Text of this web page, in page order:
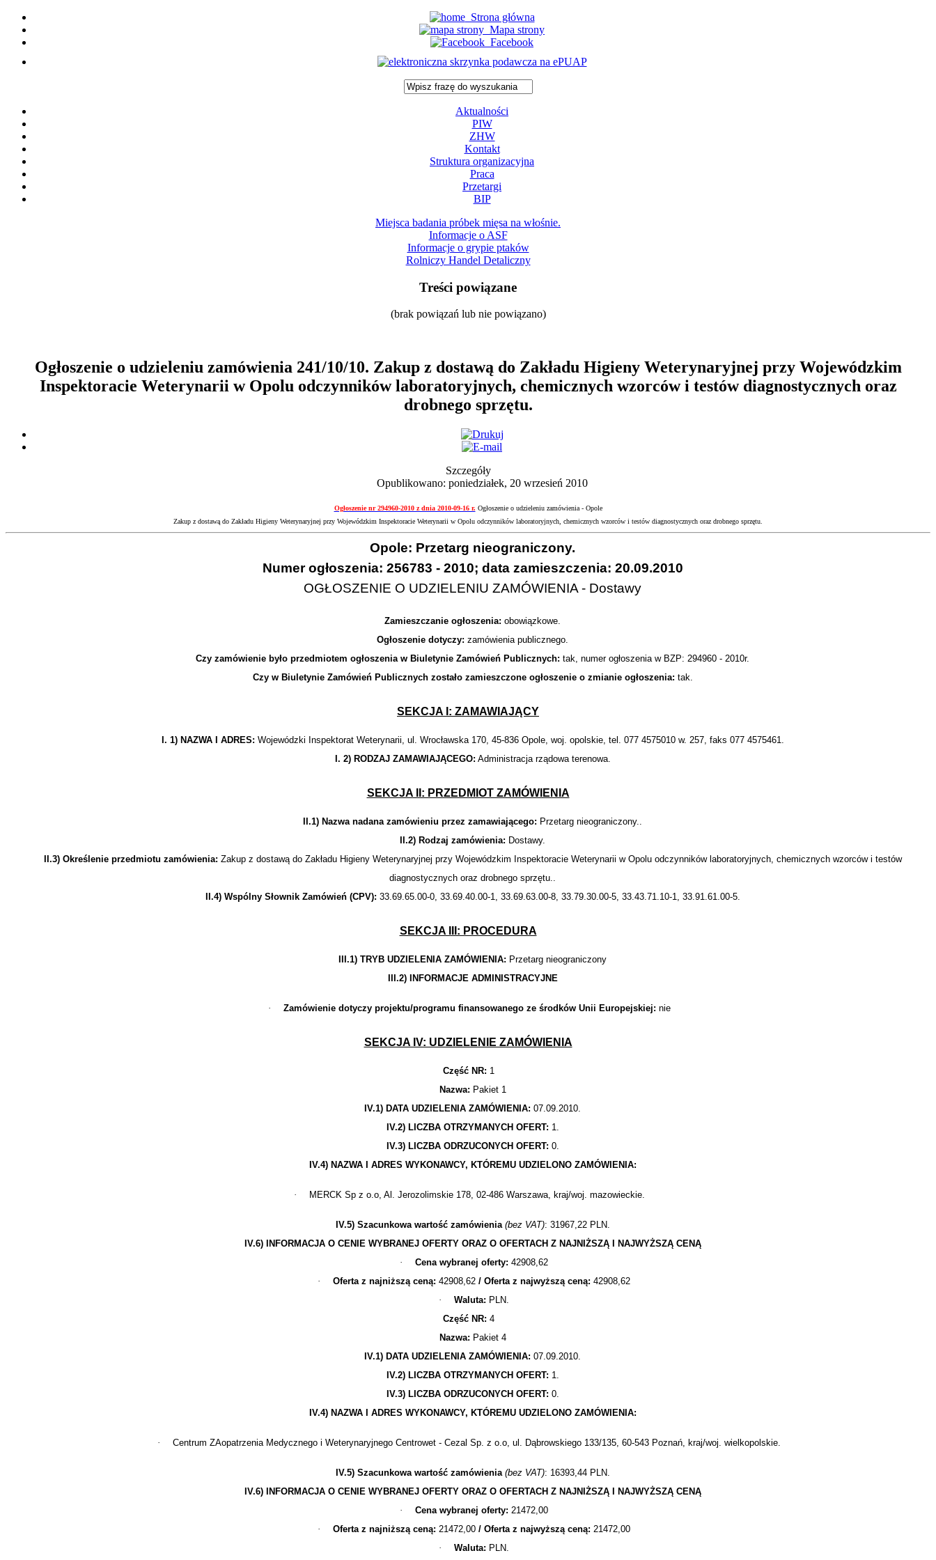
Strona główna
Mapa strony
Facebook
Aktualności
PIW
ZHW
Kontakt
Struktura organizacyjna
Praca
Przetargi
BIP
Miejsca badania próbek mięsa na włośnie.
Informacje o ASF
Informacje o grypie ptaków
Rolniczy Handel Detaliczny
Treści powiązane
(brak powiązań lub nie powiązano)
Ogłoszenie o udzieleniu zamówienia 241/10/10. Zakup z dostawą do Zakładu Higieny Weterynaryjnej przy Wojewódzkim
Inspektoracie Weterynarii w Opolu odczynników laboratoryjnych, chemicznych wzorców i testów diagnostycznych oraz
drobnego sprzętu.
Szczegóły
Opublikowano: poniedziałek, 20 wrzesień 2010
Ogłoszenie nr 294960-2010 z dnia 2010-09-16 r. Ogłoszenie o udzieleniu zamówienia - Opole
Zakup z dostawą do Zakładu Higieny Weterynaryjnej przy Wojewódzkim Inspektoracie Weterynarii w Opolu odczynników laboratoryjnych, chemicznych wzorców i testów diagnostycznych oraz drobnego sprzętu.
Opole: Przetarg nieograniczony.
Numer ogłoszenia: 256783 - 2010; data zamieszczenia: 20.09.2010
OGŁOSZENIE O UDZIELENIU ZAMÓWIENIA - Dostawy
Zamieszczanie ogłoszenia: obowiązkowe.
Ogłoszenie dotyczy: zamówienia publicznego.
Czy zamówienie było przedmiotem ogłoszenia w Biuletynie Zamówień Publicznych: tak, numer ogłoszenia w BZP: 294960 - 2010r.
Czy w Biuletynie Zamówień Publicznych zostało zamieszczone ogłoszenie o zmianie ogłoszenia: tak.
SEKCJA I: ZAMAWIAJĄCY
I. 1) NAZWA I ADRES: Wojewódzki Inspektorat Weterynarii, ul. Wrocławska 170, 45-836 Opole, woj. opolskie, tel. 077 4575010 w. 257, faks 077 4575461.
I. 2) RODZAJ ZAMAWIAJĄCEGO: Administracja rządowa terenowa.
SEKCJA II: PRZEDMIOT ZAMÓWIENIA
II.1) Nazwa nadana zamówieniu przez zamawiającego: Przetarg nieograniczony..
II.2) Rodzaj zamówienia: Dostawy.
II.3) Określenie przedmiotu zamówienia: Zakup z dostawą do Zakładu Higieny Weterynaryjnej przy Wojewódzkim Inspektoracie Weterynarii w Opolu odczynników laboratoryjnych, chemicznych wzorców i testów
diagnostycznych oraz drobnego sprzętu..
II.4) Wspólny Słownik Zamówień (CPV): 33.69.65.00-0, 33.69.40.00-1, 33.69.63.00-8, 33.79.30.00-5, 33.43.71.10-1, 33.91.61.00-5.
SEKCJA III: PROCEDURA
III.1) TRYB UDZIELENIA ZAMÓWIENIA: Przetarg nieograniczony
III.2) INFORMACJE ADMINISTRACYJNE
· Zamówienie dotyczy projektu/programu finansowanego ze środków Unii Europejskiej: nie
SEKCJA IV: UDZIELENIE ZAMÓWIENIA
Część NR: 1
Nazwa: Pakiet 1
IV.1) DATA UDZIELENIA ZAMÓWIENIA: 07.09.2010.
IV.2) LICZBA OTRZYMANYCH OFERT: 1.
IV.3) LICZBA ODRZUCONYCH OFERT: 0.
IV.4) NAZWA I ADRES WYKONAWCY, KTÓREMU UDZIELONO ZAMÓWIENIA:
· MERCK Sp z o.o, Al. Jerozolimskie 178, 02-486 Warszawa, kraj/woj. mazowieckie.
IV.5) Szacunkowa wartość zamówienia(bez VAT): 31967,22 PLN.
IV.6) INFORMACJA O CENIE WYBRANEJ OFERTY ORAZ O OFERTACH Z NAJNIŻSZĄ I NAJWYŻSZĄ CENĄ
·
Cena wybranej oferty: 42908,62
·
Oferta z najniższą ceną: 42908,62 / Oferta z najwyższą ceną: 42908,62
·
Waluta: PLN.
Część NR: 4
Nazwa: Pakiet 4
IV.1) DATA UDZIELENIA ZAMÓWIENIA: 07.09.2010.
IV.2) LICZBA OTRZYMANYCH OFERT: 1.
IV.3) LICZBA ODRZUCONYCH OFERT: 0.
IV.4) NAZWA I ADRES WYKONAWCY, KTÓREMU UDZIELONO ZAMÓWIENIA:
· Centrum ZAopatrzenia Medycznego i Weterynaryjnego Centrowet - Cezal Sp. z o.o, ul. Dąbrowskiego 133/135, 60-543 Poznań, kraj/woj. wielkopolskie.
IV.5) Szacunkowa wartość zamówienia(bez VAT): 16393,44 PLN.
IV.6) INFORMACJA O CENIE WYBRANEJ OFERTY ORAZ O OFERTACH Z NAJNIŻSZĄ I NAJWYŻSZĄ CENĄ
·
Cena wybranej oferty: 21472,00
·
Oferta z najniższą ceną: 21472,00 / Oferta z najwyższą ceną: 21472,00
·
Waluta: PLN.